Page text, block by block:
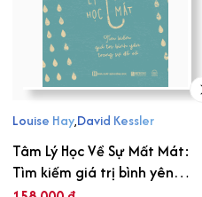
Louise Hay,David Kessler
Tâm Lý Học Về Sự Mất Mát:
Tìm kiếm giá trị bình yên